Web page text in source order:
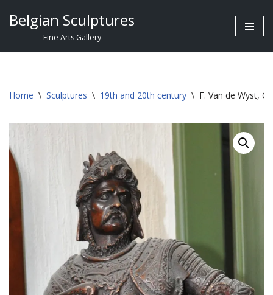
Belgian Sculptures
Fine Arts Gallery
Home \ Sculptures \ 19th and 20th century \ F. Van de Wyst,